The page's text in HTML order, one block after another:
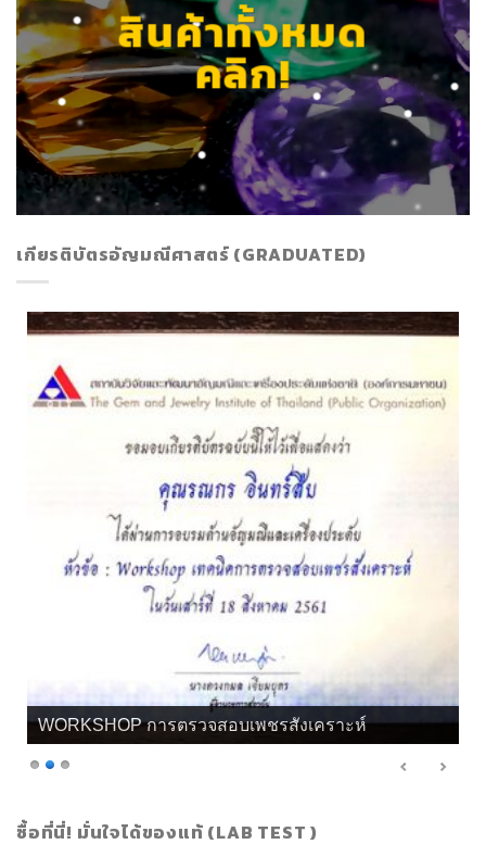
สินค้าทั้งหมด
คลิก!
เกียรติบัตรอัญมณีศาสตร์ (GRADUATED)
WORKSHOP การตรวจสอบเพชรสังเคราะห์
ซื้อที่นี่! มั่นใจได้ของแท้ (LAB TEST )